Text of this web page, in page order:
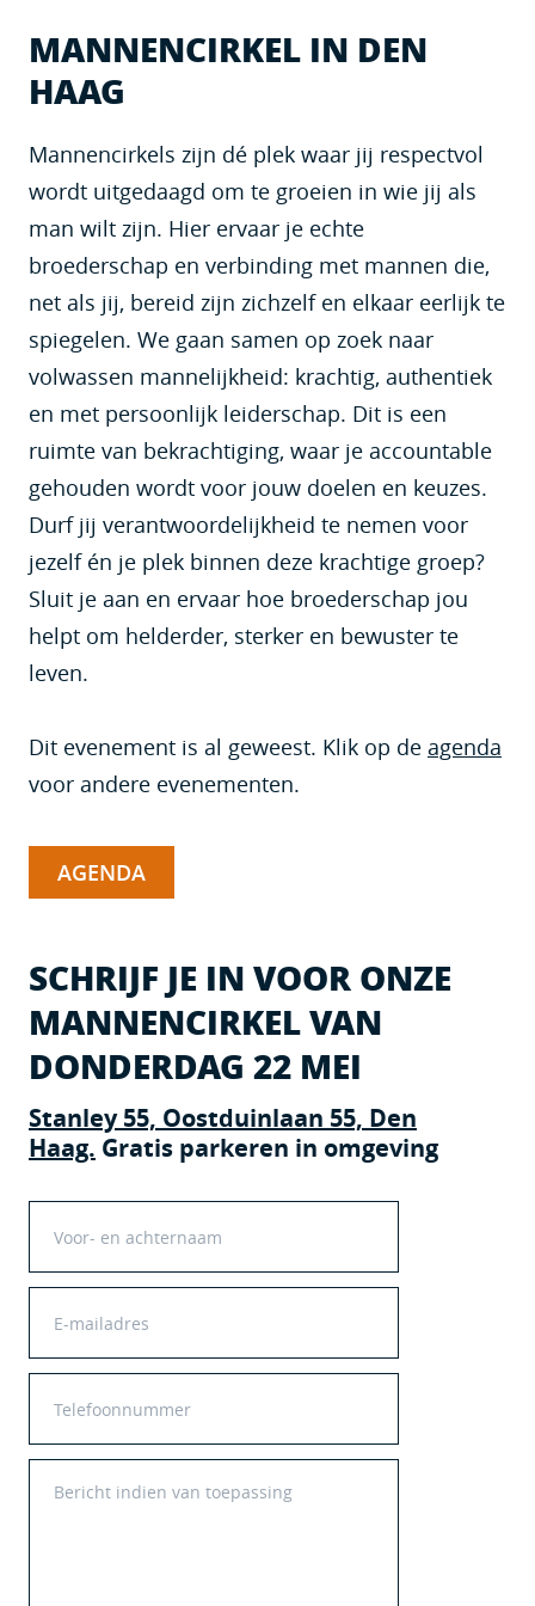
MANNENCIRKEL IN DEN
HAAG
Mannencirkels zijn dé plek waar jij respectvol
wordt uitgedaagd om te groeien in wie jij als
man wilt zijn. Hier ervaar je echte
broederschap en verbinding met mannen die,
net als jij, bereid zijn zichzelf en elkaar eerlijk te
spiegelen. We gaan samen op zoek naar
volwassen mannelijkheid: krachtig, authentiek
en met persoonlijk leiderschap. Dit is een
ruimte van bekrachtiging, waar je accountable
gehouden wordt voor jouw doelen en keuzes.
Durf jij verantwoordelijkheid te nemen voor
jezelf én je plek binnen deze krachtige groep?
Sluit je aan en ervaar hoe broederschap jou
helpt om helderder, sterker en bewuster te
leven.
Dit evenement is al geweest. Klik op de agenda
voor andere evenementen.
AGENDA
SCHRIJF JE IN VOOR ONZE
MANNENCIRKEL VAN
DONDERDAG 22 MEI
Stanley 55, Oostduinlaan 55, Den
Haag. Gratis parkeren in omgeving